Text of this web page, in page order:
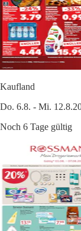
Kaufland
Do. 6.8. - Mi.
Noch 6 Tage gültig